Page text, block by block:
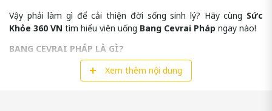
Vậy phải làm gì để cải thiện đời sống sinh lý? Hãy cùng Sức
Khỏe 360 VN tìm hiểu viên uống Bang Cevrai Pháp ngay nào!
BANG CEVRAI PHÁP LÀ GÌ?
Bang Cevrai Pháplà một thực phẩm bổ sung giúp
tăng cường sinh lý nam giới và được coi là người bạn đồng hành
Xem thêm nội dung